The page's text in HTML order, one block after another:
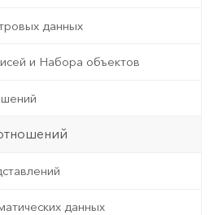
данных
и Набора объектов
данных